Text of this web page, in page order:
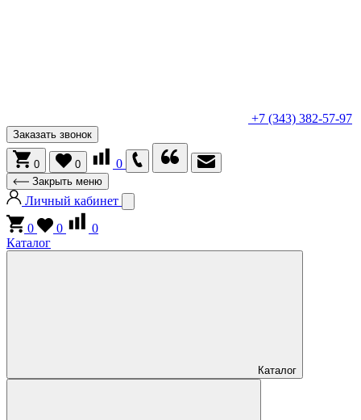
+7 (343) 382-57-97
Заказать звонок
0 0 0
Закрыть меню
Личный кабинет
0
0
0
Каталог
Каталог